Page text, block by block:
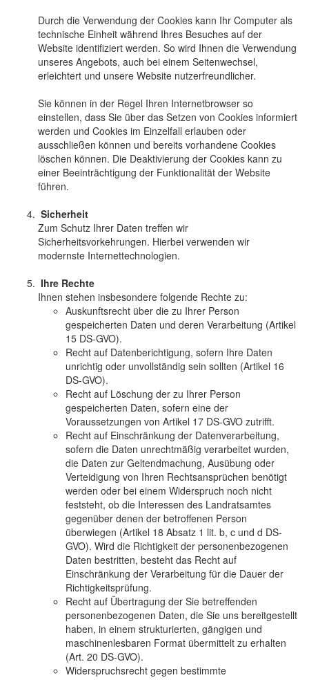
Durch die Verwendung der Cookies kann Ihr Computer als
technische Einheit während Ihres Besuches auf der
Website identifiziert werden. So wird Ihnen die Verwendung
unseres Angebots, auch bei einem Seitenwechsel,
erleichtert und unsere Website nutzerfreundlicher.
Sie können in der Regel Ihren Internetbrowser so
einstellen, dass Sie über das Setzen von Cookies informiert
werden und Cookies im Einzelfall erlauben oder
ausschließen können und bereits vorhandene Cookies
löschen können. Die Deaktivierung der Cookies kann zu
einer Beeinträchtigung der Funktionalität der Website
führen.
Sicherheit
Zum Schutz Ihrer Daten treffen wir
Sicherheitsvorkehrungen. Hierbei verwenden wir
modernste Internettechnologien.
Ihre Rechte
Ihnen stehen insbesondere folgende Rechte zu:
Auskunftsrecht über die zu Ihrer Person
gespeicherten Daten und deren Verarbeitung (Artikel
15 DS-GVO).
Recht auf Datenberichtigung, sofern Ihre Daten
unrichtig oder unvollständig sein sollten (Artikel 16
DS-GVO).
Recht auf Löschung der zu Ihrer Person
gespeicherten Daten, sofern eine der
Voraussetzungen von Artikel 17 DS-GVO zutrifft.
Recht auf Einschränkung der Datenverarbeitung,
sofern die Daten unrechtmäßig verarbeitet wurden,
die Daten zur Geltendmachung, Ausübung oder
Verteidigung von Ihren Rechtsansprüchen benötigt
werden oder bei einem Widerspruch noch nicht
feststeht, ob die Interessen des Landratsamtes
gegenüber denen der betroffenen Person
überwiegen (Artikel 18 Absatz 1 lit. b, c und d DS-
GVO). Wird die Richtigkeit der personenbezogenen
Daten bestritten, besteht das Recht auf
Einschränkung der Verarbeitung für die Dauer der
Richtigkeitsprüfung.
Recht auf Übertragung der Sie betreffenden
personenbezogenen Daten, die Sie uns bereitgestellt
haben, in einem strukturierten, gängigen und
maschinenlesbaren Format übermittelt zu erhalten
(Art. 20 DS-GVO).
Widerspruchsrecht gegen bestimmte